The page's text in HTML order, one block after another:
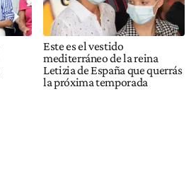
Este es el vestido
mediterráneo de la reina
Letizia de España que querrás
la próxima temporada